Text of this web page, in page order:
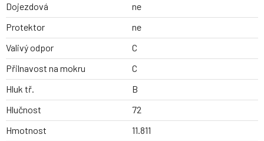
Dojezdová
ne
Protektor
ne
Valivý odpor
C
Přilnavost na mokru
C
Hluk tř.
B
Hlučnost
72
Hmotnost
11.811